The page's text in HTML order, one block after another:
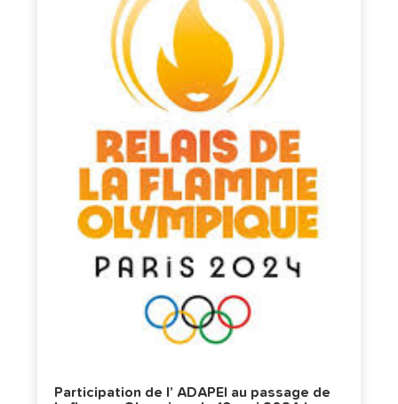
Participation de l’ ADAPEI au passage de